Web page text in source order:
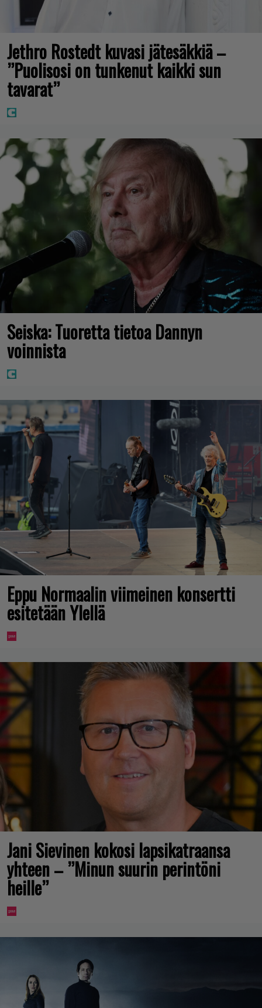
Jethro Rostedt kuvasi jätesäkkiä –
”Puolisosi on tunkenut kaikki sun
tavarat”
Seiska: Tuoretta tietoa Dannyn
voinnista
Eppu Normaalin viimeinen konsertti
esitetään Ylellä
Jani Sievinen kokosi lapsikatraansa
yhteen – ”Minun suurin perintöni
heille”